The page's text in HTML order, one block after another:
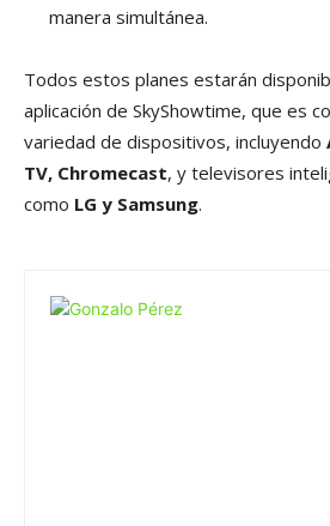
manera simultánea.
Todos estos planes estarán
aplicación de SkyShowtime, que es
variedad de dispositivos, incluyendo
TV, Chromecast, y televisores
como LG y Samsung.